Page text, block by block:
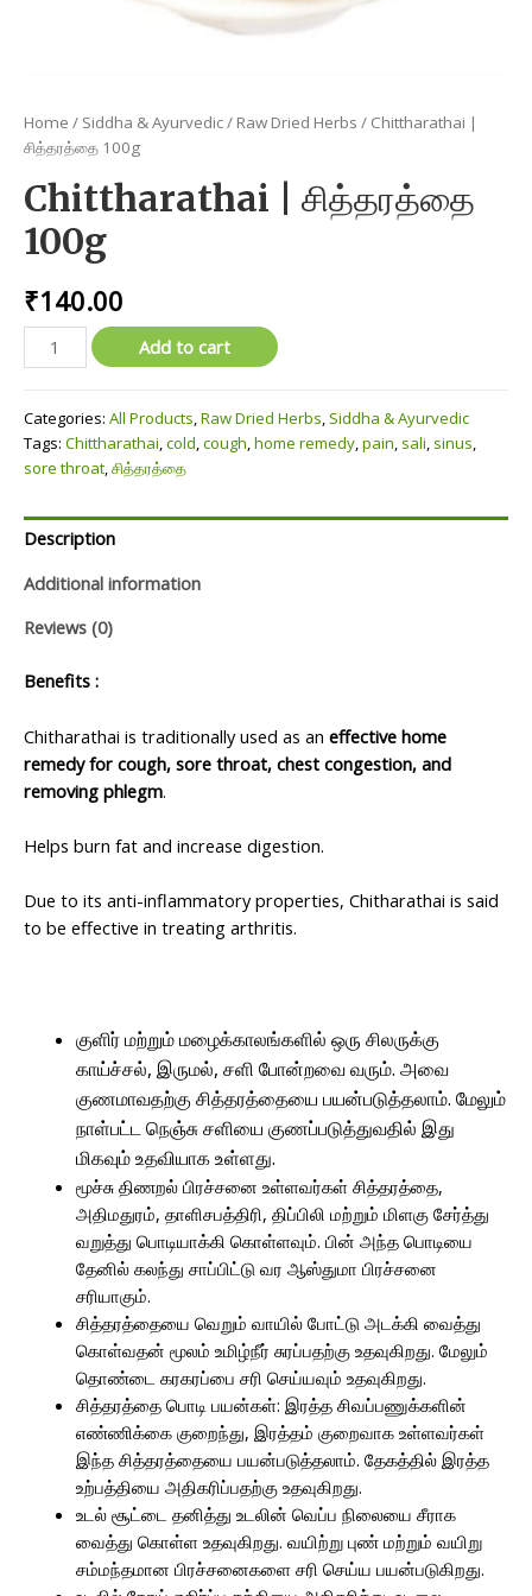
Home / Siddha & Ayurvedic/ Raw Dried Herbs / Chittharathai |
சித்தரத்தை 100g
Chittharathai | சித்தரத்தை
100g
₹140.00
Chittharathai
|
100g
quantity
Add to cart
Categories: All Products,Raw Dried Herbs, Siddha & Ayurvedic
Tags: Chittharathai,cold,cough,home remedy,pain, sali, sinus,
sore throat,சித்தரத்தை
Description
Additional information
Reviews (0)
Benefits :
Chitharathai is traditionally used as an effective home
remedy for cough, sore throat, chest congestion, and
removing phlegm.
Helps burn fat and increase digestion.
Due to its anti-inflammatory properties, Chitharathai is said
to be effective in treating arthritis.
குளிர் மற்றும் மழைக்காலங்களில் ஒரு சிலருக்கு
காய்ச்சல், இருமல், சளி போன்றவை வரும். அவை
குணமாவதற்கு சித்தரத்தையை பயன்படுத்தலாம். மேலும்
நாள்பட்ட நெஞ்சு சளியை குணப்படுத்துவதில் இது
மிகவும் உதவியாக உள்ளது.
மூச்சு திணறல் பிரச்சனை உள்ளவர்கள் சித்தரத்தை,
அதிமதுரம், தாளிசபத்திரி, திப்பிலி மற்றும் மிளகு சேர்த்து
வறுத்து பொடியாக்கி கொள்ளவும். பின் அந்த பொடியை
தேனில் கலந்து சாப்பிட்டு வர ஆஸ்துமா பிரச்சனை
சரியாகும்.
சித்தரத்தையை வெறும் வாயில் போட்டு அடக்கி வைத்து
கொள்வதன் மூலம் உமிழ்நீர் சுரப்பதற்கு உதவுகிறது. மேலும்
தொண்டை கரகரப்பை சரி செய்யவும் உதவுகிறது.
சித்தரத்தை பொடி பயன்கள்: இரத்த சிவப்பணுக்களின்
எண்ணிக்கை குறைந்து, இரத்தம் குறைவாக உள்ளவர்கள்
இந்த சித்தரத்தையை பயன்படுத்தலாம். தேகத்தில் இரத்த
உற்பத்தியை அதிகரிப்பதற்கு உதவுகிறது.
உடல் சூட்டை தனித்து உடலின் வெப்ப நிலையை சீராக
வைத்து கொள்ள உதவுகிறது. வயிற்று புண் மற்றும் வயிறு
சம்மந்தமான பிரச்சனைகளை சரி செய்ய பயன்படுகிறது.